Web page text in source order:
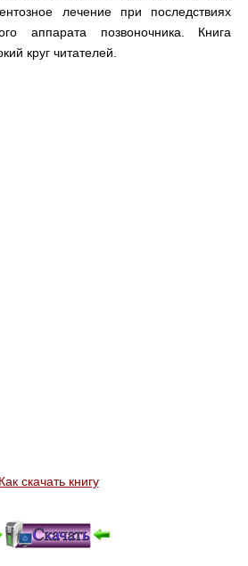
лечение при последствиях
аппарата позвоночника. Книга
круг читателей.
Как скачать книгу